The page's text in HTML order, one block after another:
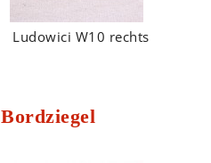
Ludowici W10 rechts
Bordziegel